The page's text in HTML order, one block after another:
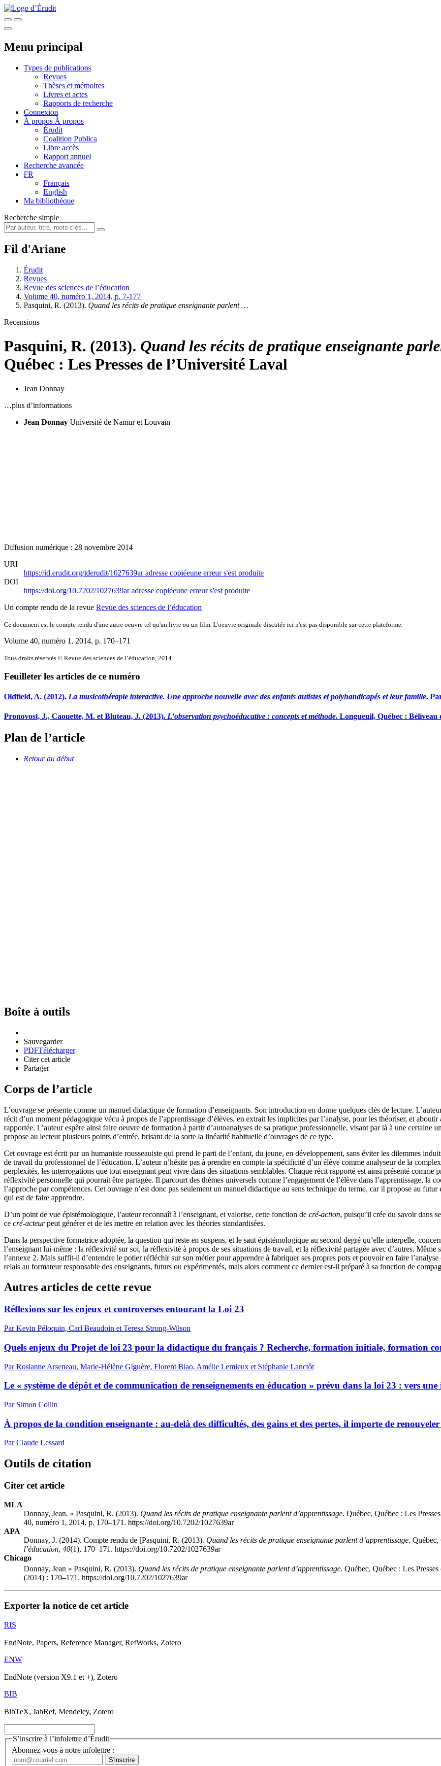
Menu principal
Types de publications
Revues
Thèses et mémoires
Livres et actes
Rapports de recherche
Connexion
À propos À propos
Érudit
Coalition Publica
Libre accès
Rapport annuel
Recherche avancée
FR
Français
English
Ma bibliothèque
Recherche simple
Fil d'Ariane
Érudit
Revues
Revue des sciences de l’éducation
Volume 40, numéro 1, 2014, p. 7-177
Pasquini, R. (2013). Quand les récits de pratique enseignante parlent …
Recensions
Pasquini, R. (2013). Quand les récits de pratique enseignante
Québec : Les Presses de l’Université Laval
Jean Donnay
…plus d’informations
Jean Donnay Université de Namur et Louvain
Diffusion numérique : 28 novembre 2014
URI
https://id.erudit.org/iderudit/1027639aradresse copiéeune erreur s'est produite
DOI
https://doi.org/10.7202/1027639aradresse copiéeune erreur s'est produite
Un compte rendu de la revue Revue des sciences de l’éducation
Ce document est le compte rendu d'une autre oeuvre tel qu'un livre ou un film. L'oeuvre originale discutée ici n'est pas disponible sur cette plateforme.
Volume 40, numéro 1, 2014, p. 170–171
Tous droits réservés © Revue des sciences de l’éducation, 2014
Feuilleter les articles de ce numéro
Oldfield, A. (2012). La musicothérapie interactive. Une approche nouvelle avec des enfants autistes et polyhandicapés et leur famille.
Pronovost, J., Caouette, M. et Bluteau, J. (2013). L’observation psychoéducative : concepts et méthode. Longueuil, Québec : Béliveau
Plan de l’article
Retour au début
Boîte à outils
Sauvegarder
PDFTélécharger
Citer cet article
Partager
Corps de l’article
L’ouvrage se présente comme un manuel didactique de formation d’enseignants. Son introduction en donne quelques clés de lecture.
récit d’un moment pédagogique vécu à propos de l’apprentissage d’élèves, en extrait les implicites par l’analyse, pour les théoriser, et
rapportée. L’auteur espère ainsi faire oeuvre de formation à partir d’autoanalyses de sa pratique professionnelle, visant par là à une certaine
propose au lecteur plusieurs points d’entrée, brisant de la sorte la linéarité habituelle d’ouvrages de ce type.
Cet ouvrage est écrit par un humaniste rousseauiste qui prend le parti de l’enfant, du jeune, en développement, sans éviter les dilemmes
de travail du professionnel de l’éducation. L’auteur n’hésite pas à prendre en compte la spécificité d’un élève comme analyseur de la
perplexités, les interrogations que tout enseignant peut vivre dans des situations semblables. Chaque récit rapporté est ainsi présenté
réflexivité personnelle qui pourrait être partagée. Il parcourt des thèmes universels comme l’engagement de l’élève dans l’apprentissage, la
l’approche par compétences. Cet ouvrage n’est donc pas seulement un manuel didactique au sens technique du terme, car il propose au
qui est de faire apprendre.
D’un point de vue épistémologique, l’auteur reconnaît à l’enseignant, et valorise, cette fonction de cré-action, puisqu’il crée du savoir dans
ce cré-acteurpeut générer et de les mettre en relation avec les théories standardisées.
Dans la perspective formatrice adoptée, la question qui reste en suspens, et le saut épistémologique au second degré qu’elle interpelle,
l’enseignant lui-même : la réflexivité sur soi, la réflexivité à propos de ses situations de travail, et la réflexivité partagée avec d’autres. Même
l’annexe 2. Mais suffit-il d’entendre le potier réfléchir sur son métier pour apprendre à fabriquer ses propres pots et pouvoir en faire
relais au formateur responsable des enseignants, futurs ou expérimentés, mais alors comment ce dernier est-il préparé à sa fonction de
Autres articles de cette revue
Réflexions sur les enjeux et controverses entourant la Loi 23
Par Kevin Péloquin, Carl Beaudoin et Teresa Strong-Wilson
Quels enjeux du Projet de loi 23 pour la didactique du français ? Recherche, formation initiale, formation
Par Rosianne Arseneau, Marie-Hélène Giguère, Florent Biao, Amélie Lemieux et Stéphanie Lanctôt
Le « système de dépôt et de communication de renseignements en éducation » prévu dans la loi 23 : vers
Par Simon Collin
À propos de la condition enseignante : au-delà des difficultés, des gains et des pertes, il importe de
Par Claude Lessard
Outils de citation
Citer cet article
MLA
Donnay, Jean. « Pasquini, R. (2013). Quand les récits de pratique enseignante parlent d’apprentissage. Québec, Québec : Les
40, numéro 1, 2014, p. 170–171. https://doi.org/10.7202/1027639ar
APA
Donnay, J. (2014). Compte rendu de [Pasquini, R. (2013). Quand les récits de pratique enseignante parlent d’apprentissage. Québec,
l’éducation, 40(1), 170–171. https://doi.org/10.7202/1027639ar
Chicago
Donnay, Jean « Pasquini, R. (2013). Quand les récits de pratique enseignante parlent d’apprentissage. Québec, Québec : Les
(2014) : 170–171. https://doi.org/10.7202/1027639ar
Exporter la notice de cet article
RIS
EndNote, Papers, Reference Manager, RefWorks, Zotero
ENW
EndNote (version X9.1 et +), Zotero
BIB
BibTeX, JabRef, Mendeley, Zotero
S’inscrire à l’infolettre d’Érudit
Abonnez-vous à notre infolettre :